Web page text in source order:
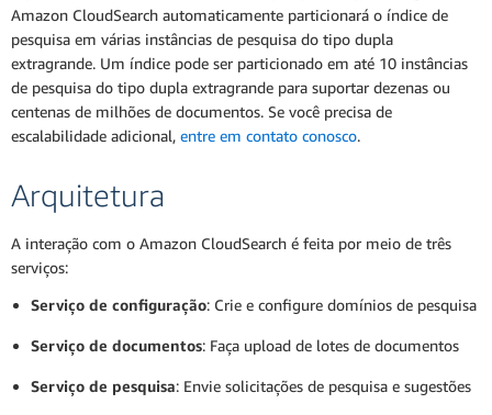
Amazon CloudSearch automaticamente particionará o índice de
pesquisa em várias instâncias de pesquisa do tipo dupla
extragrande. Um índice pode ser particionado em até 10 instâncias
de pesquisa do tipo dupla extragrande para suportar dezenas ou
centenas de milhões de documentos. Se você precisa de
escalabilidade adicional, entre em contato conosco.
Arquitetura
A interação com o Amazon CloudSearch é feita por meio de três
serviços:
Serviço de configuração: Crie e configure domínios de pesquisa
Serviço de documentos: Faça upload de lotes de documentos
Serviço de pesquisa: Envie solicitações de pesquisa e sugestões